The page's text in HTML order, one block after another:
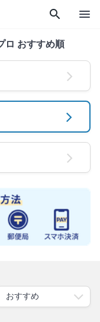
search menu
ロ おすすめ順